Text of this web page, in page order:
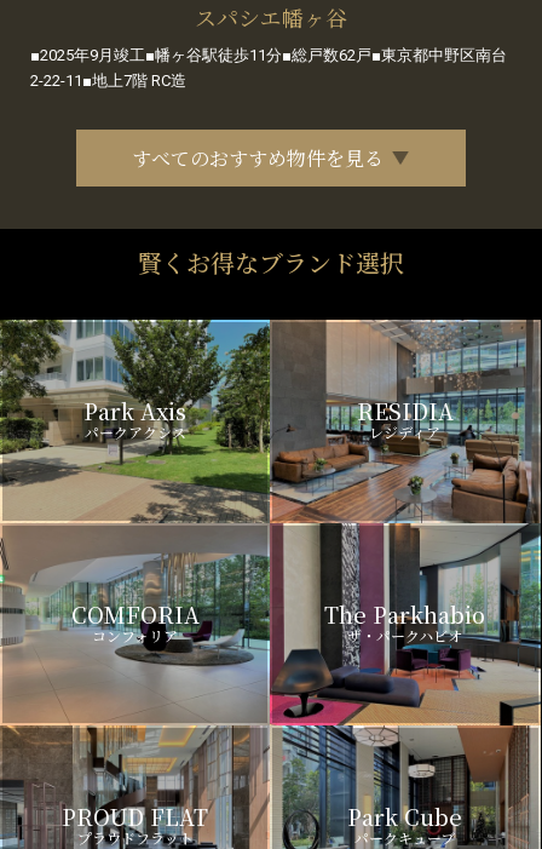
スパシエ幡ヶ谷
■2025年9月竣工■幡ヶ谷駅徒歩11分■総戸数62戸■東京都中野区南台
2-22-11■地上7階 RC造
すべてのおすすめ物件を見る
賢くお得なブランド選択
Park Axis
パークアクシス
RESIDIA
レジディア
COMFORIA
コンフォリア
The Parkhabio
ザ・パークハビオ
PROUD FLAT
プラウドフラット
Park Cube
パークキューブ